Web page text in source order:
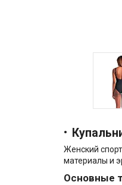
Женский
материалы и
Основные